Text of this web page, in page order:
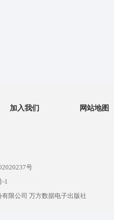
加入我们 网站地图
号
-1
限公司 万方数据电子出版社